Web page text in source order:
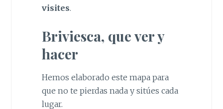
visites.
Briviesca, que ver y
hacer
Hemos elaborado este mapa para
que no te pierdas nada y sitúes cada
lugar.